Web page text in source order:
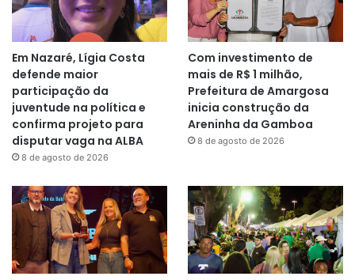
Em Nazaré, Lígia Costa
defende maior
participação da
juventude na política e
confirma projeto para
disputar vaga na ALBA
8 de agosto de 2026
Com investimento de
mais de R$ 1 milhão,
Prefeitura de Amargosa
inicia construção da
Areninha da Gamboa
8 de agosto de 2026